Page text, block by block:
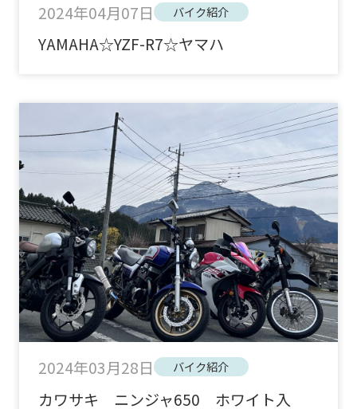
2024年04月07日 バイク紹介
YAMAHA☆YZF-R7☆ヤマハ
2024年03月28日 バイク紹介
カワサキ ニンジャ650 ホワイト入